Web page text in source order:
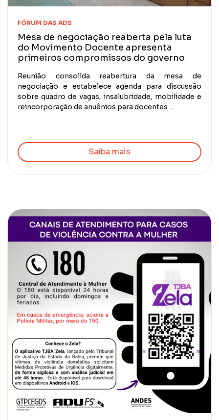
FÓRUM DAS ADS
Mesa de negociação reaberta pela luta
do Movimento Docente apresenta
primeiros compromissos do governo
Reunião consolida reabertura da mesa de
negociação e estabelece agenda para discussão
sobre quadro de vagas, insalubridade, mobilidade e
reincorporação de anuênios para docentes ...
Saiba mais